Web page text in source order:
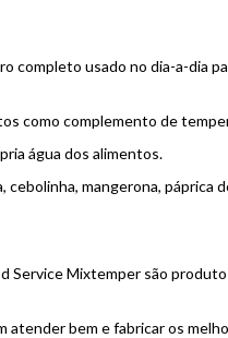
usado no dia-a-dia
como complemento de
água dos alimentos.
mangerona,
Service Mixtemper são
atender bem e fabricar os